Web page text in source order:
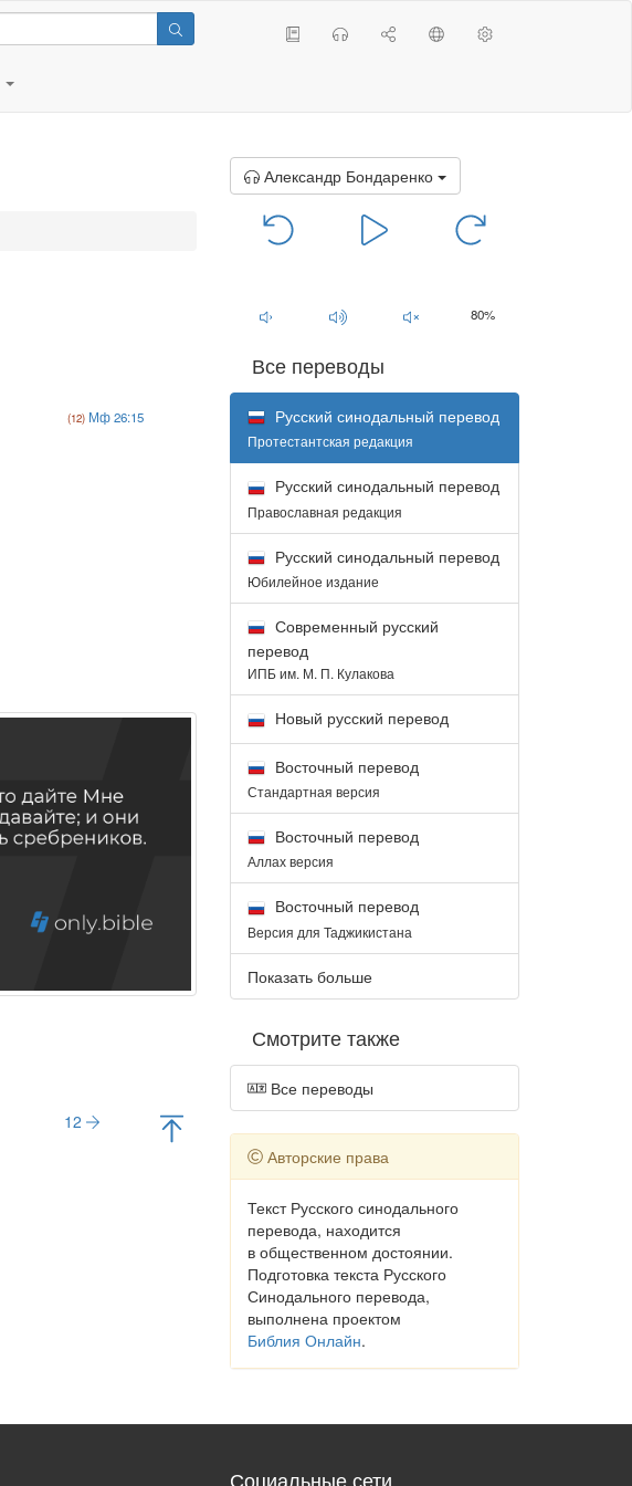
Мф 26:15
12
Александр Бондаренко
80%
Все переводы
Русский синодальный перевод
Протестантская редакция
Русский синодальный перевод
Православная редакция
Русский синодальный перевод
Юбилейное издание
Современный русский
перевод
ИПБ им. М. П. Кулакова
Новый русский перевод
Восточный перевод
Стандартная версия
Восточный перевод
Аллах версия
Восточный перевод
Версия для Таджикистана
Показать больше
Смотрите также
Все переводы
Авторские права
Текст Русского синодального
перевода, находится
в общественном достоянии.
Подготовка текста Русского
Синодального перевода,
выполнена проектом
Библия Онлайн.
Социальные сети